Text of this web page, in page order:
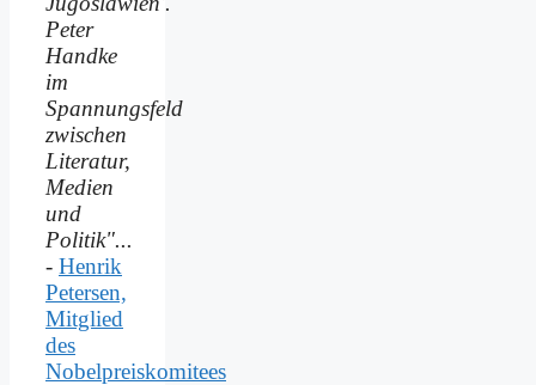
Peter
Handke
im
Spannungsfeld
zwischen
Literatur,
Medien
und
Politik"...
- Henrik
Petersen,
Mitglied
des
Nobelpreiskomitees